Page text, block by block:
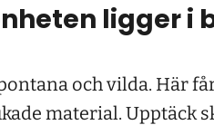
ligger i
och vilda. Här
material. Upptäck